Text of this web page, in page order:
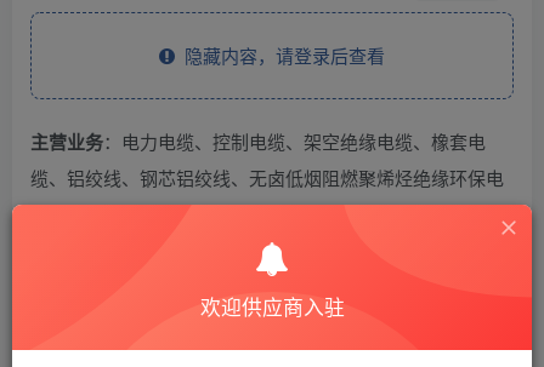
隐藏内容，请登录后查看
主营业务：电力电缆、控制电缆、架空绝缘电缆、橡套电
缆、铝绞线、钢芯铝绞线、无卤低烟阻燃聚烯烃绝缘环保电
分支电缆、矿用电缆、船用电缆、核电站电缆、风力发电专
欢迎供应商入驻